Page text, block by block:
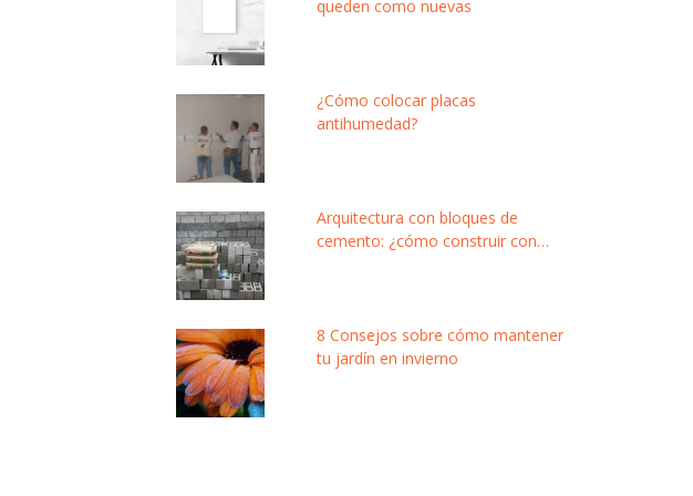
queden como nuevas
¿Cómo colocar placas
antihumedad?
Arquitectura con bloques de
cemento: ¿cómo construir con
8 Consejos sobre cómo mantener
tu jardín en invierno